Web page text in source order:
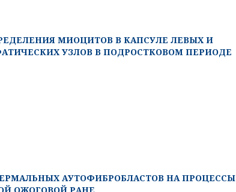
МИОЦИТОВ В КАПСУЛЕ ЛЕВЫХ И
УЗЛОВ В ПОДРОСТКОВОМ ПЕРИОДЕ
АУТОФИБРОБЛАСТОВ НА ПРОЦЕССЫ
ОЖОГОВОЙ РАНЕ